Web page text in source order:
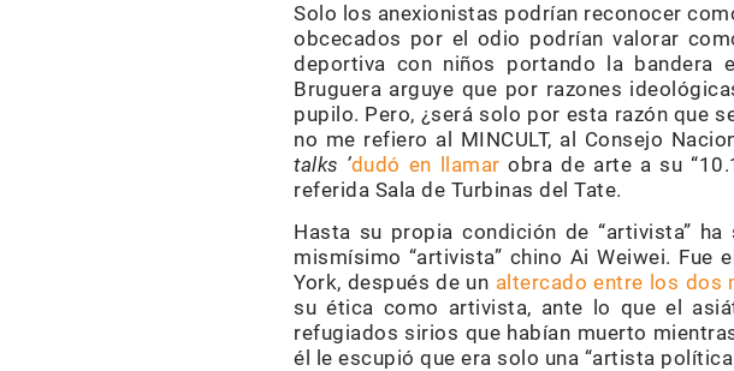
Solo los anexionistas podrían reconocer
obcecados por el odio podrían valorar
deportiva con niños portando la bandera
Bruguera arguye que por razones
pupilo. Pero, ¿será solo por esta razón que
no me refiero al MINCULT, al Consejo
talks ’dudó en llamarobra de arte a su
referida Sala de Turbinas del Tate.
Hasta su propia condición de “artivista”
mismísimo “artivista” chino Ai Weiwei.
York, después de un altercado entre los dos
su ética como artivista, ante lo que el
refugiados sirios que habían muerto
él le escupió que era solo una “artista política